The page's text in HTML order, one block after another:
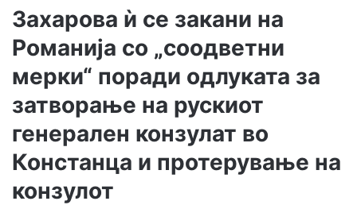
Захарова ѝ се закани на
Романија со „соодветни
мерки“ поради одлуката за
затворање на рускиот
генерален конзулат во
Констанца и протерување на
конзулот